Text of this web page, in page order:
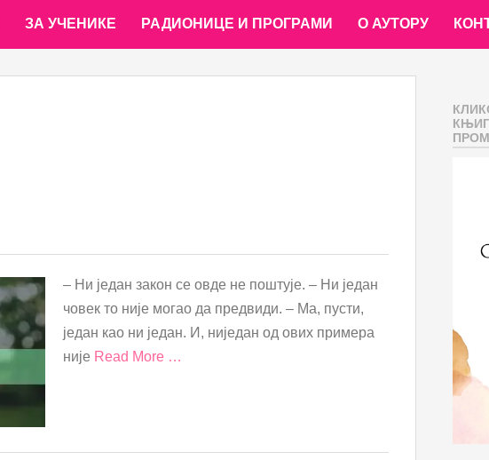
ЗА УЧЕНИКЕ РАДИОНИЦЕ И ПРОГРАМИ О АУТОРУ
– Ни један закон се овде не поштује. – Ни један
човек то није могао да предвиди. – Ма, пусти,
један као ни један. И, ниједан од ових примера
није Read More …